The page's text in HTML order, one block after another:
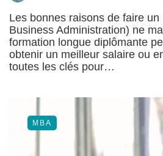
Les bonnes raisons de faire un
Business Administration) ne
formation longue diplômante
obtenir un meilleur salaire ou
toutes les clés pour…
MBA